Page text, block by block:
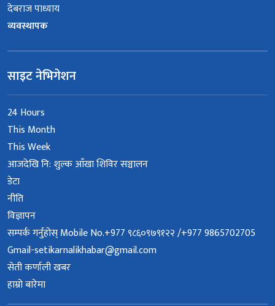
देबराज पाध्याय
व्यवस्थापक
साइट नेभिगेशन
24 Hours
This Month
This Week
आजदेखि नि: शुल्क आँखा शिविर सञ्चालन
डेटा
नीति
विज्ञापन
सम्पर्क गर्नुहोस् Mobile No.+977 ९८६०९७९१२२ /+977 9865702705
Gmail-setikarnalikhabar@gmail.com
सेती कर्णाली खबर
हाम्रो बारेमा